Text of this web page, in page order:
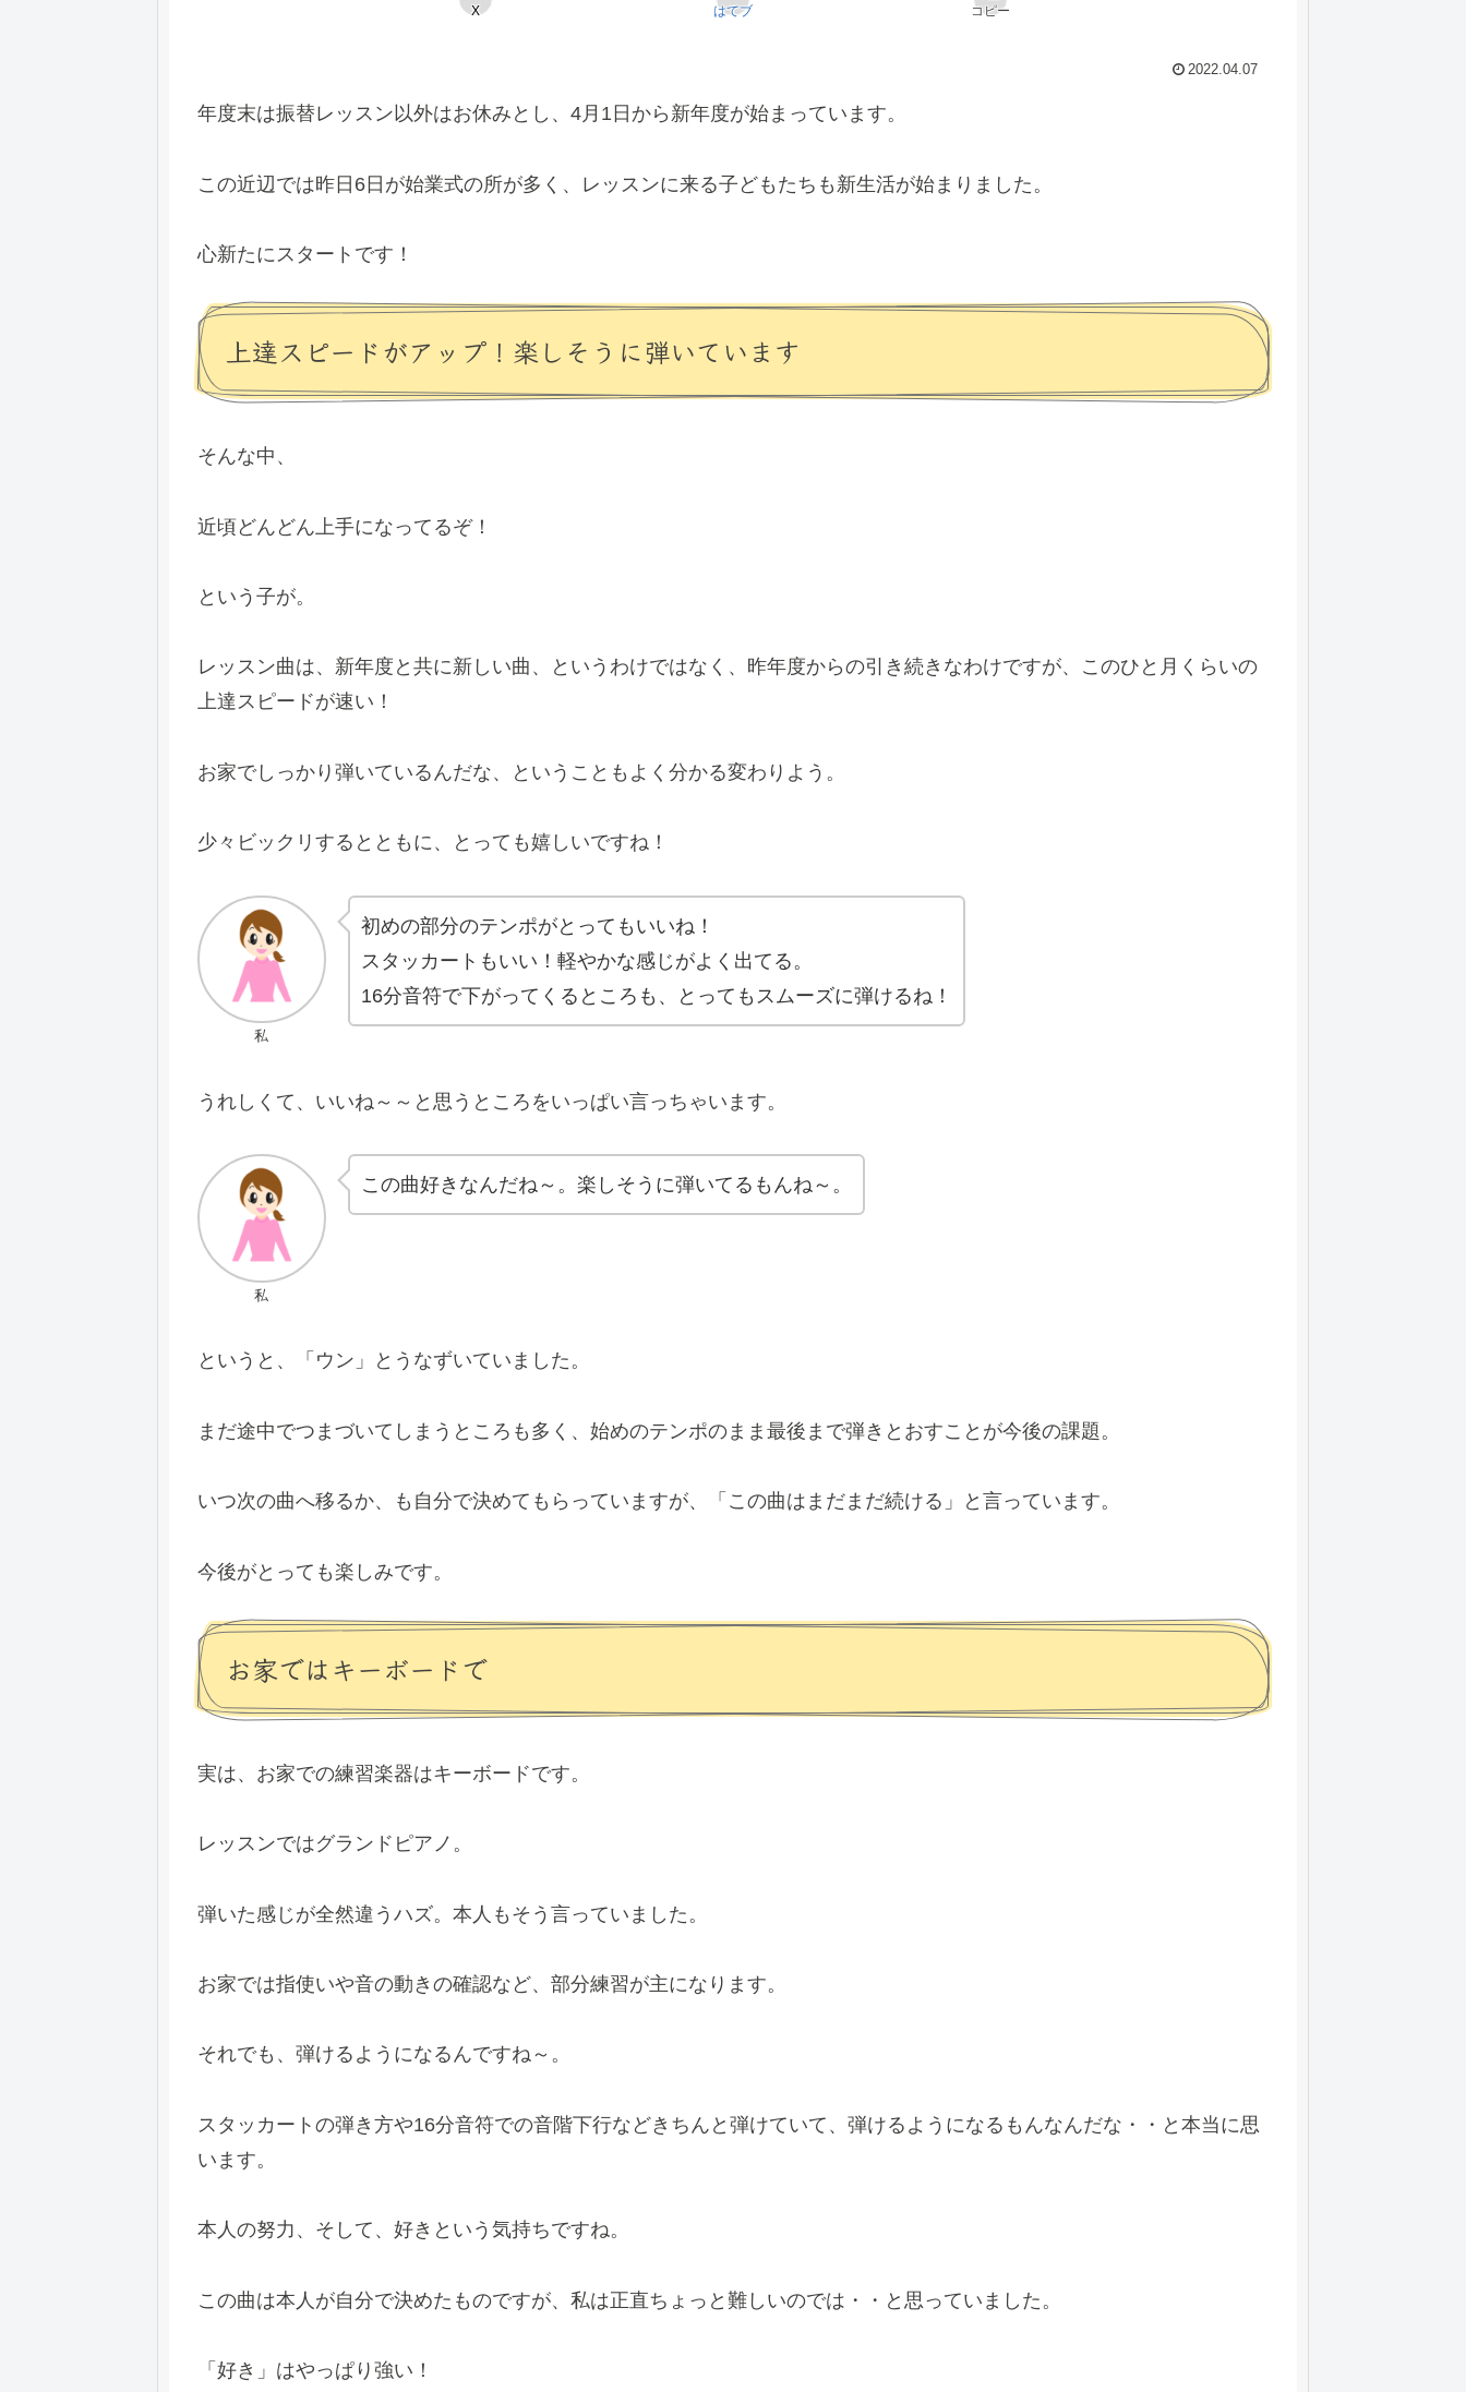
X はてブ コピー
2022.04.07
年度末は振替レッスン以外はお休みとし、4月1日から新年度が始まっています。
この近辺では昨日6日が始業式の所が多く、レッスンに来る子どもたちも新生活が始まりました。
心新たにスタートです！
上達スピードがアップ！楽しそうに弾いています
そんな中、
近頃どんどん上手になってるぞ！
という子が。
レッスン曲は、新年度と共に新しい曲、というわけではなく、昨年度からの引き続きなわけですが、このひと月くらいの
上達スピードが速い！
お家でしっかり弾いているんだな、ということもよく分かる変わりよう。
少々ビックリするとともに、とっても嬉しいですね！
私
初めの部分のテンポがとってもいいね！
スタッカートもいい！軽やかな感じがよく出てる。
16分音符で下がってくるところも、とってもスムーズに弾けるね！
うれしくて、いいね～～と思うところをいっぱい言っちゃいます。
私
この曲好きなんだね～。楽しそうに弾いてるもんね～。
というと、「ウン」とうなずいていました。
まだ途中でつまづいてしまうところも多く、始めのテンポのまま最後まで弾きとおすことが今後の課題。
いつ次の曲へ移るか、も自分で決めてもらっていますが、「この曲はまだまだ続ける」と言っています。
今後がとっても楽しみです。
お家ではキーボードで
実は、お家での練習楽器はキーボードです。
レッスンではグランドピアノ。
弾いた感じが全然違うハズ。本人もそう言っていました。
お家では指使いや音の動きの確認など、部分練習が主になります。
それでも、弾けるようになるんですね～。
スタッカートの弾き方や16分音符での音階下行などきちんと弾けていて、弾けるようになるもんなんだな・・と本当に思
います。
本人の努力、そして、好きという気持ちですね。
この曲は本人が自分で決めたものですが、私は正直ちょっと難しいのでは・・と思っていました。
「好き」はやっぱり強い！